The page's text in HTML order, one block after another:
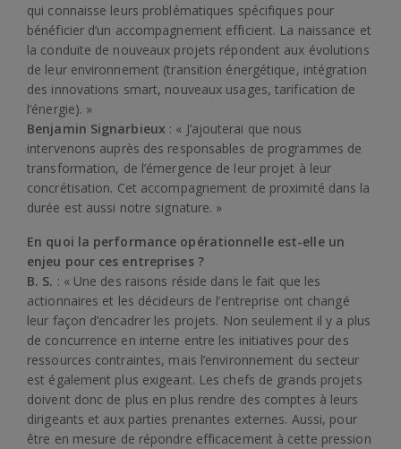
qui connaisse leurs problématiques spécifiques pour
bénéficier d’un accompagnement efficient. La naissance et
la conduite de nouveaux projets répondent aux évolutions
de leur environnement (transition énergétique, intégration
des innovations smart, nouveaux usages, tarification de
l’énergie). »
Benjamin Signarbieux : « J’ajouterai que nous
intervenons auprès des responsables de programmes de
transformation, de l’émergence de leur projet à leur
concrétisation. Cet accompagnement de proximité dans la
durée est aussi notre signature. »
En quoi la performance opérationnelle est-elle un
enjeu pour ces entreprises ?
B. S. : « Une des raisons réside dans le fait que les
actionnaires et les décideurs de l’entreprise ont changé
leur façon d’encadrer les projets. Non seulement il y a plus
de concurrence en interne entre les initiatives pour des
ressources contraintes, mais l’environnement du secteur
est également plus exigeant. Les chefs de grands projets
doivent donc de plus en plus rendre des comptes à leurs
dirigeants et aux parties prenantes externes. Aussi, pour
être en mesure de répondre efficacement à cette pression